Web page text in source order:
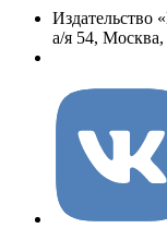
Издательство
а/я 54,